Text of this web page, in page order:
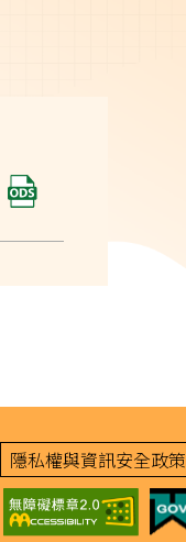
隱私權與資訊安全政策